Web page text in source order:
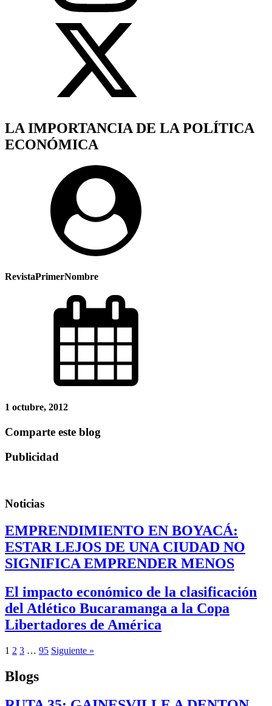
LA IMPORTANCIA DE LA POLÍTICA
ECONÓMICA
RevistaPrimerNombre
1 octubre, 2012
Comparte este blog
Publicidad
Noticias
EMPRENDIMIENTO EN BOYACÁ:
ESTAR LEJOS DE UNA CIUDAD NO
SIGNIFICA EMPRENDER MENOS
El impacto económico de la clasificación
del Atlético Bucaramanga a la Copa
Libertadores de América
1 2 3 … 95 Siguiente »
Blogs